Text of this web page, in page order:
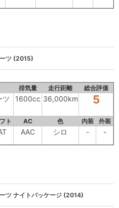
ツ (2015)
排気量 走行距離 総合評価
ツ 1600cc 36,000km 5
ト AC 色 内装 外装
AAC シロ - -
ツ ナイトパッケージ (2014)